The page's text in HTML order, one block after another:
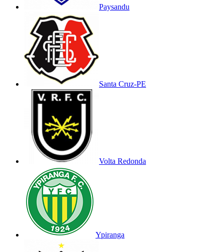
Paysandu
Santa Cruz-PE
Volta Redonda
Ypiranga